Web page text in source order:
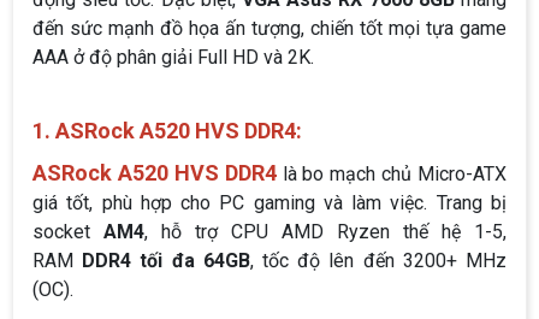
đến sức mạnh đồ họa ấn tượng, chiến tốt mọi tựa game
AAA ở độ phân giải Full HD và 2K.
1. ASRock A520 HVS DDR4:
ASRock A520 HVS DDR4là bo mạch chủ Micro-ATX
giá tốt, phù hợp cho PC gaming và làm việc. Trang bị
socket AM4, hỗ trợ CPU AMD Ryzen thế hệ 1-5,
RAM
DDR4 tối đa 64GB, tốc độ lên đến 3200+ MHz
(OC).